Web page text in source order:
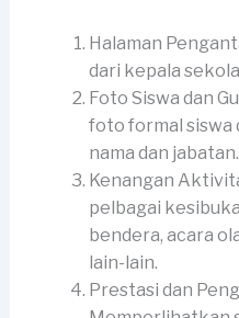
Halaman
dari kepala
Foto Siswa dan
foto formal siswa
nama dan jabatan.
Kenangan
pelbagai
bendera, acara
lain-lain.
Prestasi dan